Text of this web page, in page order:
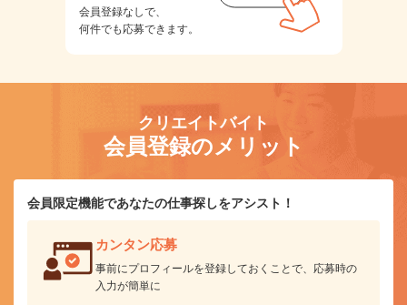
会員登録なしで、
何件でも応募できます。
クリエイトバイト
会員登録のメリット
会員限定機能であなたの仕事探しをアシスト！
カンタン応募
事前にプロフィールを登録しておくことで、応募時の
入力が簡単に